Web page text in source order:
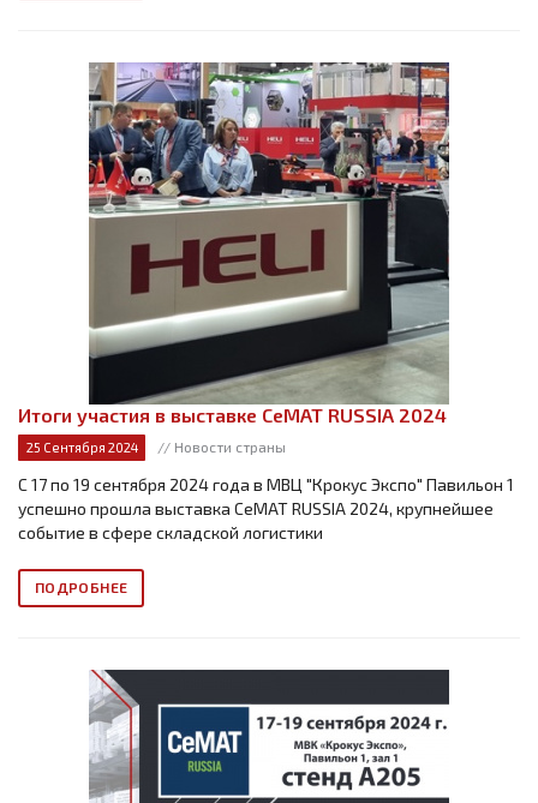
Итоги участия в выставке CeMAT RUSSIA 2024
25 Сентября 2024 // Новости страны
С 17 по 19 сентября 2024 года в МВЦ "Крокус Экспо" Павильон 1
успешно прошла выставка CeMAT RUSSIA 2024, крупнейшее
событие в сфере складской логистики
ПОДРОБНЕЕ